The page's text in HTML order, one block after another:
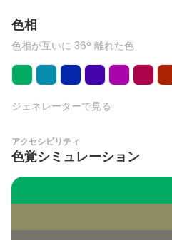
色相
色相が互いに 36° 離れた色
ジェネレーターで見る
アクセシビリティ
色覚シミュレーション